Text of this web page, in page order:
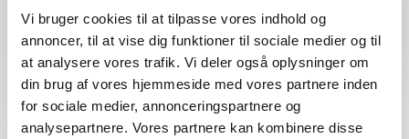
Vi bruger cookies til at tilpasse vores indhold og
annoncer, til at vise dig funktioner til sociale medier og til
at analysere vores trafik. Vi deler også oplysninger om
din brug af vores hjemmeside med vores partnere inden
for sociale medier, annonceringspartnere og
analysepartnere. Vores partnere kan kombinere disse
Send forespørgsel